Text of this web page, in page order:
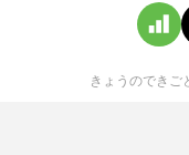
きょうのできご